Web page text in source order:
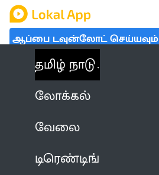
ஆப்பை டவுன்லோட் செய்யவும்
தமிழ் நாடு
லோக்கல்
வேலை
டிரெண்டிங்